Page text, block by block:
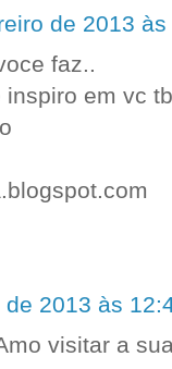
de 2013 às
faz..
em vc
2013 às
visitar a